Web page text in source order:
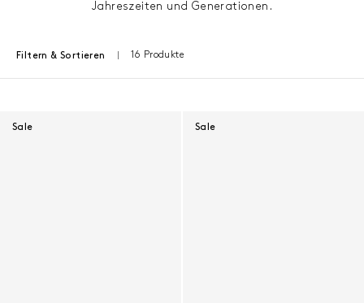
Jahreszeiten und Generationen.
Filtern & Sortieren 16 Produkte
Sale Sale